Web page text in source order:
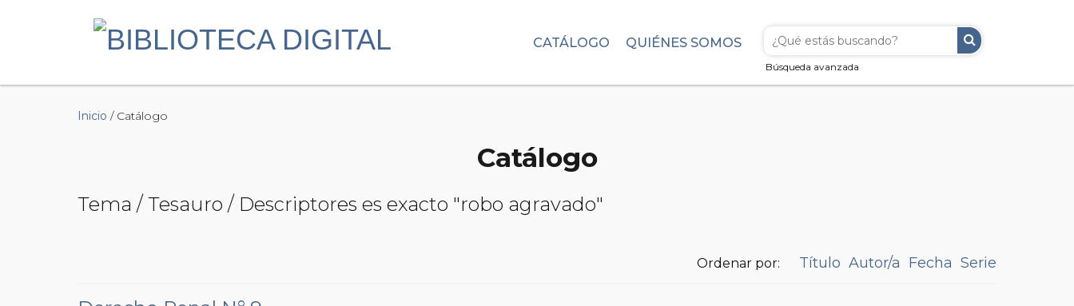
Búsqueda avanzada
CATÁLOGO QUIÉNES SOMOS
Inicio / Catálogo
Catálogo
Tema / Tesauro / Descriptores es exacto "robo agravado"
Ordenar por: Título Autor/a Fecha Serie